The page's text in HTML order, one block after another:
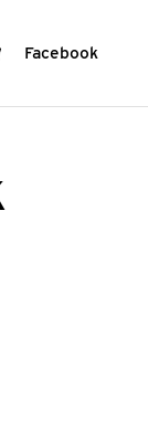
Ostukorv
Facebook